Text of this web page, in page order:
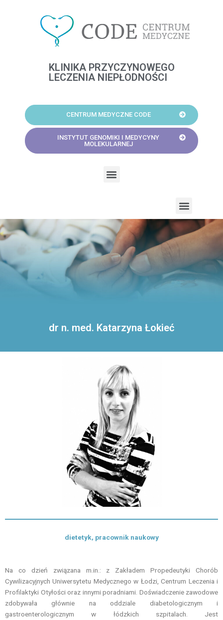
KLINIKA PRZYCZYNOWEGO
LECZENIA NIEPŁODNOŚCI
CENTRUM MEDYCZNE CODE
INSTYTUT GENOMIKI I MEDYCYNY
MOLEKULARNEJ
Menu
dr n. med. Katarzyna Łokieć
dietetyk, pracownik naukowy
Na co dzień związana m.in.: z Zakładem Propedeutyki Chorób
Cywilizacyjnych Uniwersytetu Medycznego w Łodzi, Centrum Leczenia i
Profilaktyki Otyłości oraz innymi poradniami. Doświadczenie zawodowe
zdobywała głównie na oddziale diabetologicznym i
gastroenterologicznym w łódzkich szpitalach. Jest